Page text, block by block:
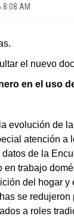
8:08 AM
el nuevo
en el uso
evolución de
atención a
de la
en trabajo
del hogar
se
a roles